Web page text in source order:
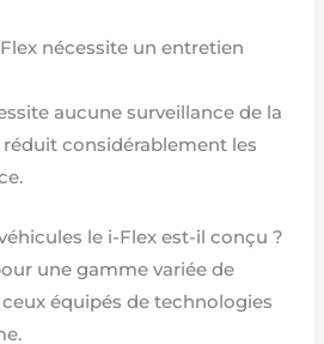
nécessite un entretien
aucune surveillance de la
réduit considérablement les
le i-Flex est-il conçu ?
une gamme variée de
équipés de technologies